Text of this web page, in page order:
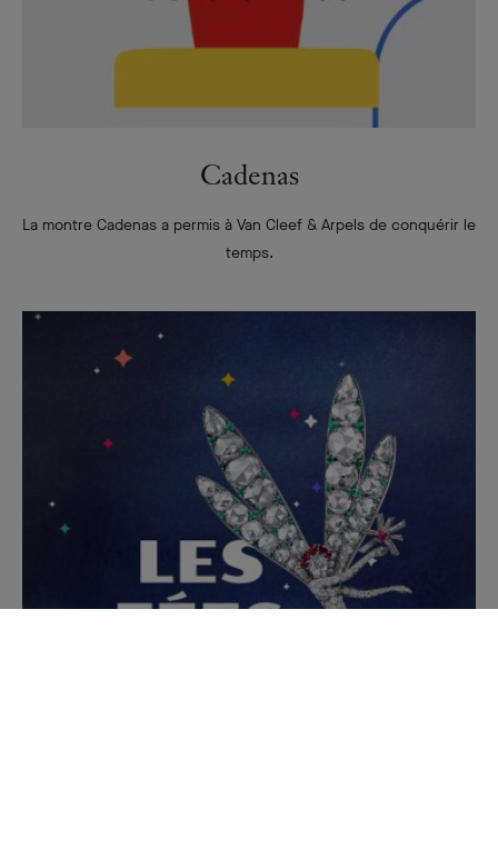
Cadenas
La montre Cadenas a permis à Van Cleef & Arpels de conquérir le
temps.